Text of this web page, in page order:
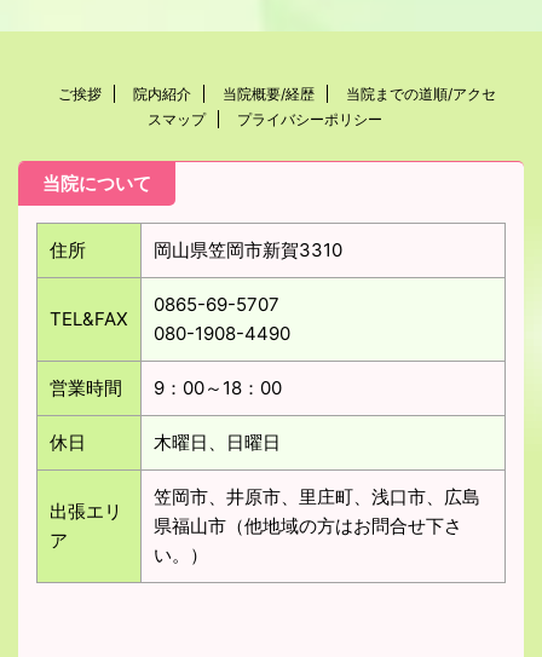
ご挨拶 院内紹介 当院概要/経歴
当院までの道順/アクセ
スマップ
プライバシーポリシー
当院について
住所 岡山県笠岡市新賀3310
TEL&FAX
0865-69-5707
080-1908-4490
営業時間 9：00～18：00
休日 木曜日、日曜日
出張エリ
ア
笠岡市、井原市、里庄町、浅口市、広島
県福山市（他地域の方はお問合せ下さ
い。）